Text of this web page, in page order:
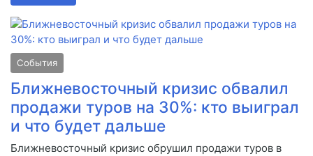
События
Ближневосточный кризис обвалил
продажи туров на 30%: кто выиграл
и что будет дальше
Ближневосточный кризис обрушил продажи туров в